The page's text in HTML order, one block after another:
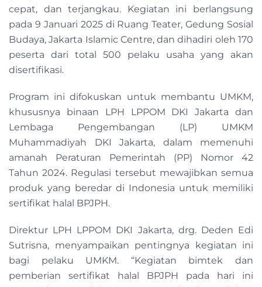
cepat, dan terjangkau. Kegiatan ini berlangsung
pada 9 Januari 2025 di Ruang Teater, Gedung Sosial
Budaya, Jakarta Islamic Centre, dan dihadiri oleh 170
peserta dari total 500 pelaku usaha yang akan
disertifikasi.
Program ini difokuskan untuk membantu UMKM,
khususnya binaan LPH LPPOM DKI Jakarta dan
Lembaga Pengembangan (LP) UMKM
Muhammadiyah DKI Jakarta, dalam memenuhi
amanah Peraturan Pemerintah (PP) Nomor 42
Tahun 2024. Regulasi tersebut mewajibkan semua
produk yang beredar di Indonesia untuk memiliki
sertifikat halal BPJPH.
Direktur LPH LPPOM DKI Jakarta, drg. Deden Edi
Sutrisna, menyampaikan pentingnya kegiatan ini
bagi pelaku UMKM. “Kegiatan bimtek dan
pemberian sertifikat halal BPJPH pada hari ini